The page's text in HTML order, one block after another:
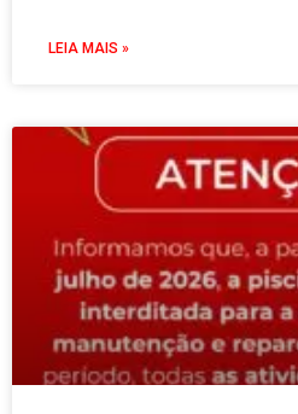
LEIA MAIS »